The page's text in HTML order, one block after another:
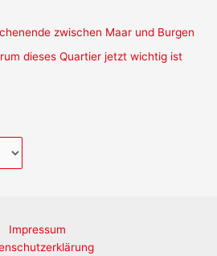
zwischen Maar und Burgen
dieses Quartier jetzt wichtig ist
Impressum